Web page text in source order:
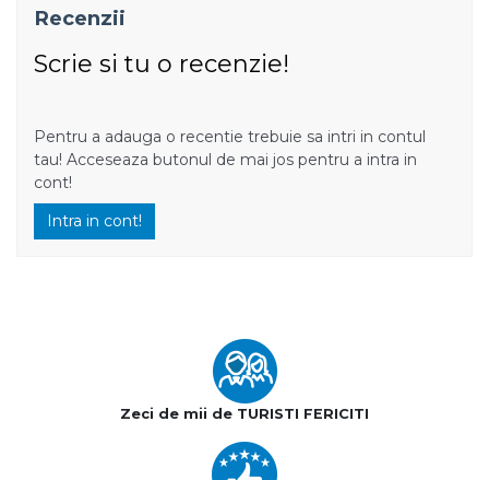
Recenzii
Scrie si tu o recenzie!
Pentru a adauga o recentie trebuie sa intri in contul
tau! Acceseaza butonul de mai jos pentru a intra in
cont!
Intra in cont!
Zeci de mii de TURISTI FERICITI